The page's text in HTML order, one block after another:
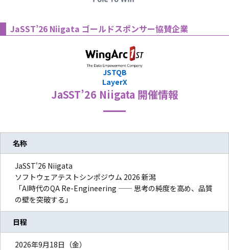
JaSST’26 Niigata ゴールドスポンサー協賛企業
JSTQB
LayerX
JaSST’26 Niigata 開催情報
名称
JaSST'26 Niigata
ソフトウェアテストシンポジウム 2026 新潟
「AI時代のQA Re-Engineering —— 思考の純度を高め、品質
の壁を突破する」
日程
2026年9月18日（金）